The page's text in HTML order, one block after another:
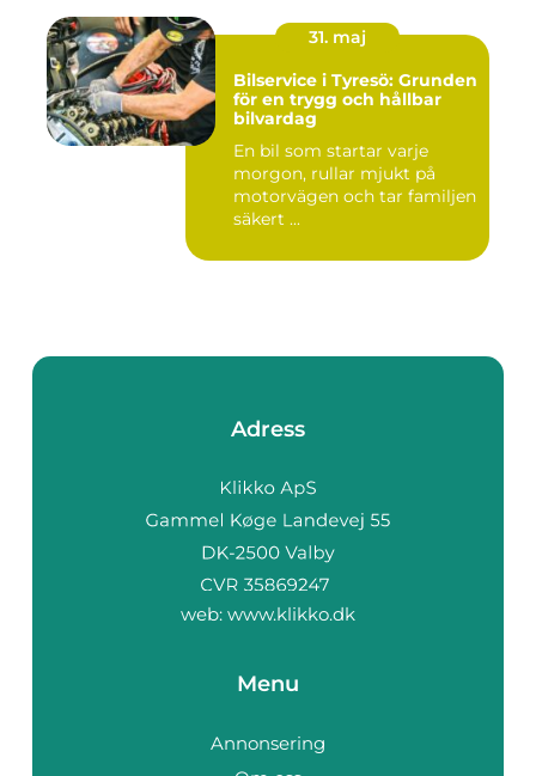
31. maj
Bilservice i Tyresö: Grunden
för en trygg och hållbar
bilvardag
En bil som startar varje
morgon, rullar mjukt på
motorvägen och tar familjen
säkert ...
Adress
web: www.klikko.dk
Menu
Annonsering